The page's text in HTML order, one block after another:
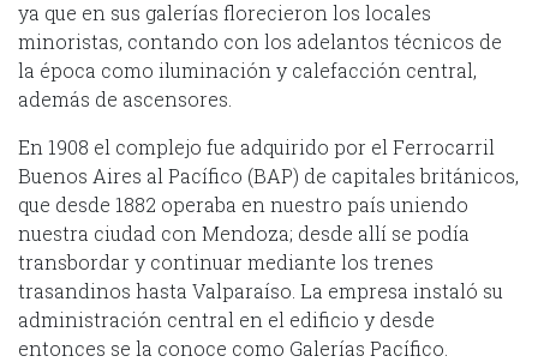
ya que en sus galerías florecieron los locales
minoristas, contando con los adelantos técnicos de
la época como iluminación y calefacción central,
además de ascensores.
En 1908 el complejo fue adquirido por el Ferrocarril
Buenos Aires al Pacífico (BAP) de capitales británicos,
que desde 1882 operaba en nuestro país uniendo
nuestra ciudad con Mendoza; desde allí se podía
transbordar y continuar mediante los trenes
trasandinos hasta Valparaíso. La empresa instaló su
administración central en el edificio y desde
entonces se la conoce como Galerías Pacífico.